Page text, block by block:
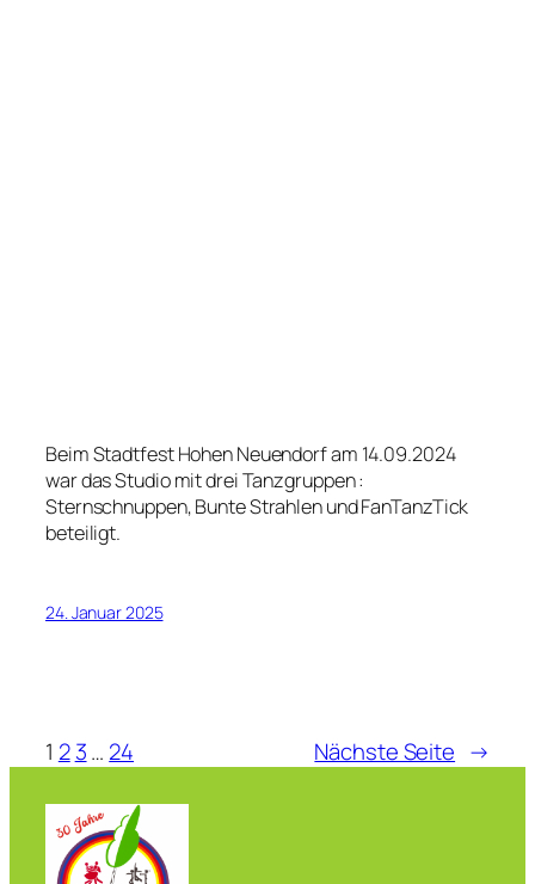
Beim Stadtfest Hohen Neuendorf am 14.09.2024
war das Studio mit drei Tanzgruppen :
Sternschnuppen, Bunte Strahlen und FanTanzTick
beteiligt.
24. Januar 2025
1 2 3… 24 Nächste Seite →